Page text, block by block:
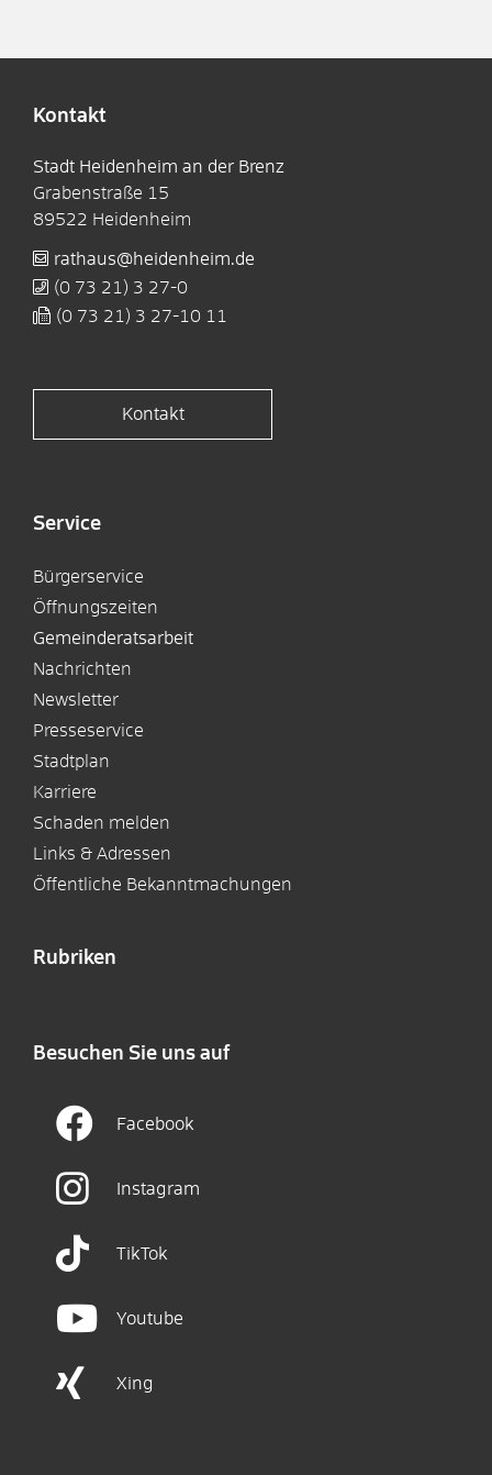
Kontakt
Stadt Heidenheim an der Brenz
Grabenstraße 15
89522 Heidenheim
rathaus@heidenheim.de
(0 73 21) 3 27-0
(0 73 21) 3 27-10 11
Kontakt
Service
Bürgerservice
Öffnungszeiten
Gemeinderatsarbeit
Nachrichten
Newsletter
Presseservice
Stadtplan
Karriere
Schaden melden
Links & Adressen
Öffentliche Bekanntmachungen
Rubriken
Besuchen Sie uns auf
Facebook
Instagram
TikTok
Youtube
Xing